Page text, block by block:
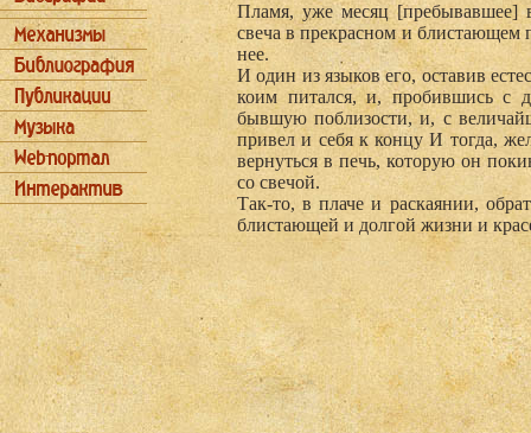
Пламя, уже месяц [пребывавшее]
свеча в прекрасном и блистающем
нее.
И один из языков его, оставив
коим питался, и, пробившись с
бывшую поблизо­сти, и, с
привел и себя к концу И тогда,
вернуться в печь, которую он
со свечой.
Так-то, в плаче и раскаянии,
блистающей и долгой жизни и